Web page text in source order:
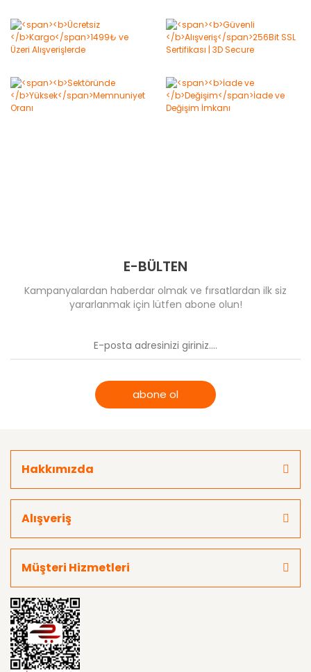
E-BÜLTEN
Kampanyalardan haberdar olmak ve fırsatlardan ilk siz
yararlanmak için lütfen abone olun!
abone ol
Hakkımızda
Alışveriş
Müşteri Hizmetleri